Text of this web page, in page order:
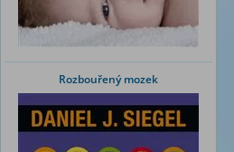
Rozbouřený mozek